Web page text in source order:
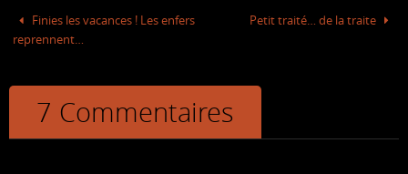
o
k
r
Finies les vacances ! Les enfers
reprennent…
Petit traité… de la traite
7 Commentaires